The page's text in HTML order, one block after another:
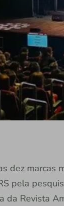
dez marcas
pela
da Revista